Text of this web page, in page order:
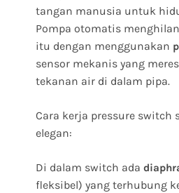
tangan manusia untuk
Pompa otomatis
itu dengan menggunakan
sensor mekanis yang
tekanan air di dalam pipa.
Cara kerja pressure switch
elegan:
Di dalam switch ada
fleksibel) yang terhubung